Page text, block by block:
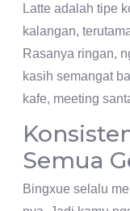
Latte adalah tipe
kalangan,
Rasanya ringan,
kasih semangat
kafe, meeting
Semua
Bingxue selalu